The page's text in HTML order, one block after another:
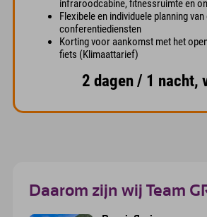
infraroodcabine, fitnessruimte en
Flexibele en individuele planning van
conferentiediensten
Korting voor aankomst met het
fiets (Klimaattarief)
2 dagen / 1 nacht,
Daarom zijn wij Team